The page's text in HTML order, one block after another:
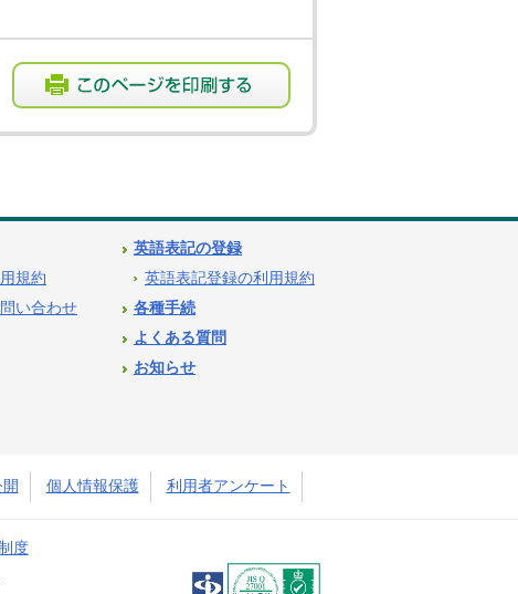
規約
い合わせ
英語表記の登録
英語表記登録の利用規約
各種手続
よくある質問
お知らせ
個人情報保護 利用者アンケート
度